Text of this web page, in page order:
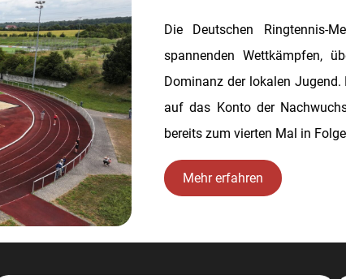
Die Deutschen Ringtennis-
spannenden Wettkämpfen,
Dominanz der lokalen
auf das Konto der
bereits zum vierten Mal in
Mehr erfahren